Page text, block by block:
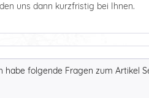
uns dann kurzfristig bei Ihnen.